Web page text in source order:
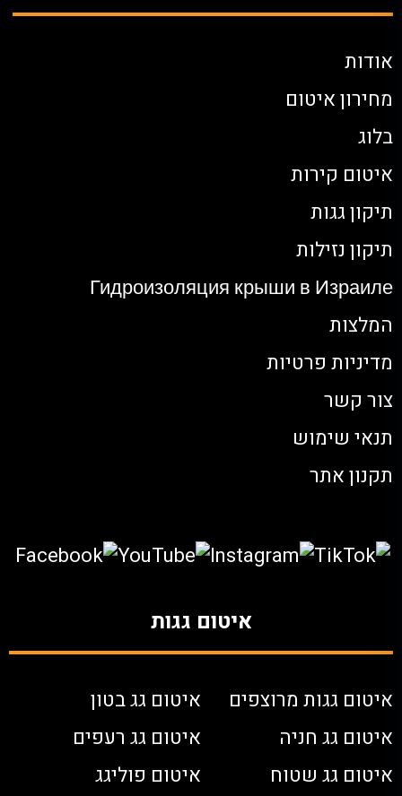
אודות
מחירון איטום
בלוג
איטום קירות
תיקון גגות
תיקון נזילות
Гидроизоляция крыши в Израиле
המלצות
מדיניות פרטיות
צור קשר
תנאי שימוש
תקנון אתר
איטום גגות
איטום גגות מרוצפים
איטום גג בטון
איטום גג חניה
איטום גג רעפים
איטום גג שטוח
איטום פוליגג